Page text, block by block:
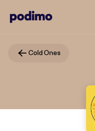
Cold Ones